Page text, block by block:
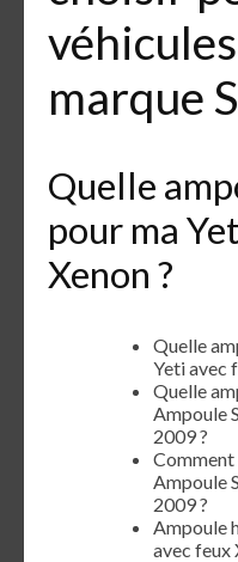
marque
Quelle
pour ma
Xenon ?
Quelle
Yeti avec
Quelle
Ampoule
2009 ?
Comment
Ampoule
2009 ?
Ampoule
avec feux